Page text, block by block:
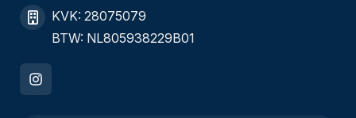
KVK: 28075079
BTW: NL805938229B01